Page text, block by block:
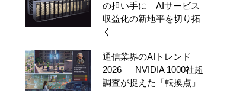
の担い手に AIサービス
収益化の新地平を切り拓
く
通信業界のAIトレンド
2026 ― NVIDIA 1000社超
調査が捉えた「転換点」